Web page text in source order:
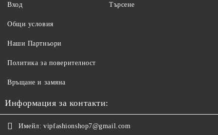
Вход Търсене
Общи условия
Наши Партньори
Политика за поверителност
Връщане и замяна
Информация за контакти:
Имейл: vipfashionshop7@gmail.com